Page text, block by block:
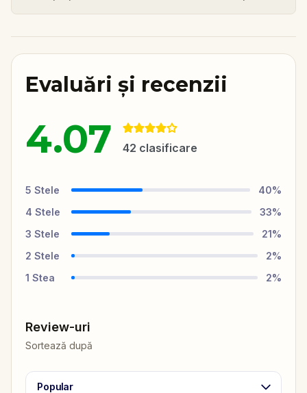
Evaluări și recenzii
4.07 42 clasificare
5 Stele 40%
4 Stele 33%
3 Stele 21%
2 Stele 2%
1 Stea 2%
Review-uri
Sortează după
Popular